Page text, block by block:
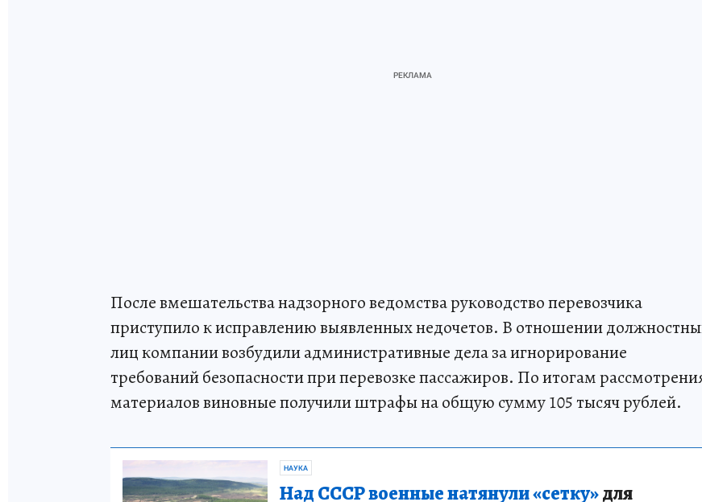
После вмешательства надзорного ведомства руководство перевозчика
приступило к исправлению выявленных недочетов. В отношении
лиц компании возбудили административные дела за игнорирование
требований безопасности при перевозке пассажиров. По итогам
материалов виновные получили штрафы на общую сумму 105 тысяч рублей.
НАУКА
Над СССР военные натянули «сетку»для